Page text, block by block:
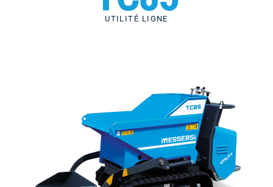
UTILITÉ LIGNE